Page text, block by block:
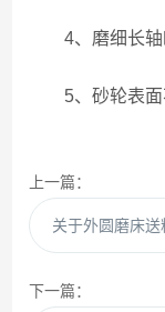
4、磨细长轴
5、砂轮表面
上一篇：
关于外圆磨床送
下一篇：